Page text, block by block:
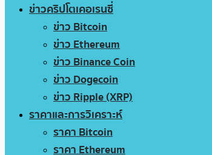
ข่าวคริปโตเคอเรนซี่
ข่าว Bitcoin
ข่าว Ethereum
ข่าว Binance Coin
ข่าว Dogecoin
ข่าว Ripple (XRP)
ราคาและการวิเคราะห์
ราคา Bitcoin
ราคา Ethereum